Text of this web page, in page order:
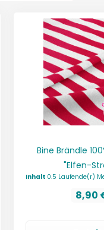
Bine Brändle
"Elfen-
Inhalt 0.5 Laufende(r)
8,90